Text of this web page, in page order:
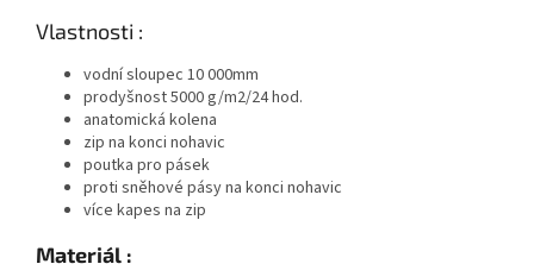
Vlastnosti :
vodní sloupec 10 000mm
prodyšnost 5000 g/m2/24 hod.
anatomická kolena
zip na konci nohavic
poutka pro pásek
proti sněhové pásy na konci nohavic
více kapes na zip
Materiál :